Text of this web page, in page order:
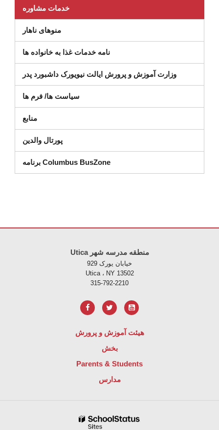
خدمات مشاوره
منوهای ناهار
نامه خدمات غذا به خانواده ها
وزارت آموزش و پرورش ایالت نیویورک داشبورد پدرپنجره جدید)
سیاست ها/ فرم ها
منابع
پورتال والدین
برنامه Columbus BusZone
Utica منطقه مدرسه شهر
خیابان یورک 929
Utica ، NY 13502
315-792-2210
هیئت آموزش و پرورش
بخش
Parents & Students
مدارس